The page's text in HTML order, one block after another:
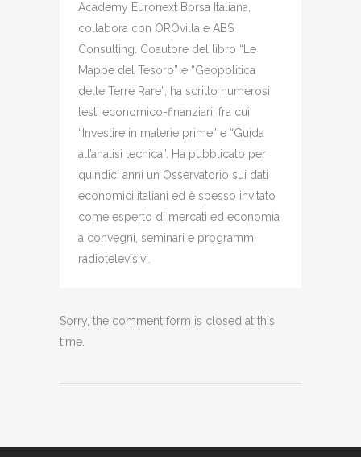
Academy Euronext Borsa Italiana,
collabora con OROvilla e ABS
Consulting. Coautore del libro “Le
Mappe del Tesoro” e “Geopolitica
delle Terre Rare”, ha scritto numerosi
testi economico-finanziari, fra cui
“Investire in materie prime” e “Guida
all’analisi tecnica”. Ha pubblicato per
quindici anni un Osservatorio sui dati
economici italiani ed è spesso invitato
come esperto di mercati ed economia
a convegni, seminari e programmi
radiotelevisivi.
Sorry, the comment form is closed at this
time.